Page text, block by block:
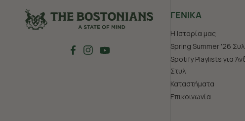
ΓΕΝΙΚΑ
Η Ιστορία μας
Spring Summer '26
Spotify Playlists για
Στυλ
Καταστήματα
Επικοινωνία